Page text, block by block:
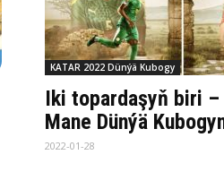
KATAR 2022 Dünýä Kubogy
Iki topardaşyň biri –
Mane Dünýä
2022-01-28